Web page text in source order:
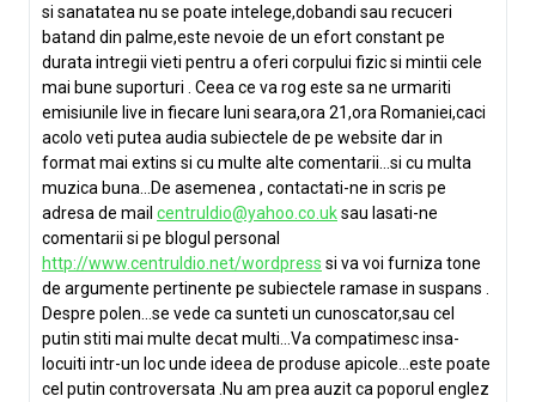
si sanatatea nu se poate intelege,dobandi sau recuceri
batand din palme,este nevoie de un efort constant pe
durata intregii vieti pentru a oferi corpului fizic si mintii cele
mai bune suporturi . Ceea ce va rog este sa ne urmariti
emisiunile live in fiecare luni seara,ora 21,ora Romaniei,caci
acolo veti putea audia subiectele de pe website dar in
format mai extins si cu multe alte comentarii…si cu multa
muzica buna…De asemenea , contactati-ne in scris pe
adresa de mail centruldio@yahoo.co.uksau lasati-ne
comentarii si pe blogul personal
http://www.centruldio.net/wordpress si va voi furniza tone
de argumente pertinente pe subiectele ramase in suspans .
Despre polen…se vede ca sunteti un cunoscator,sau cel
putin stiti mai multe decat multi…Va compatimesc insa-
locuiti intr-un loc unde ideea de produse apicole…este poate
cel putin controversata .Nu am prea auzit ca poporul englez